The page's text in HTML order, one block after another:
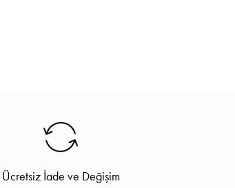
Ücretsiz İade ve Değişim